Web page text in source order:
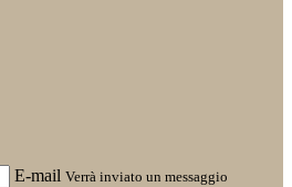
E-mail Verrà inviato un messaggio